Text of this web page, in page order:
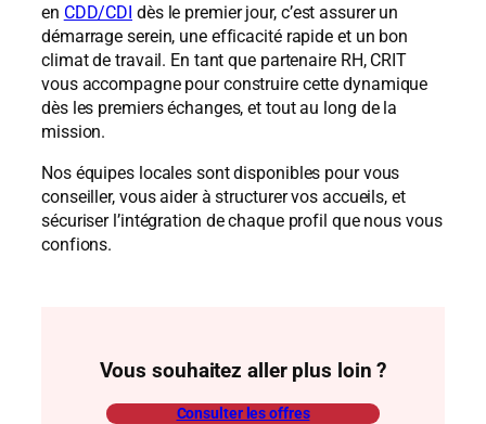
en CDD/CDI dès le premier jour, c’est assurer un
démarrage serein, une efficacité rapide et un bon
climat de travail. En tant que partenaire RH, CRIT
vous accompagne pour construire cette dynamique
dès les premiers échanges, et tout au long de la
mission.
Nos équipes locales sont disponibles pour vous
conseiller, vous aider à structurer vos accueils, et
sécuriser l’intégration de chaque profil que nous vous
confions.
Vous souhaitez aller plus loin ?
Consulter les offres